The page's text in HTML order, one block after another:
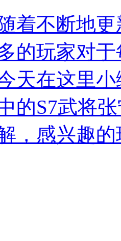
着不断地
的玩家对
天在这里
的S7武将
，感兴趣